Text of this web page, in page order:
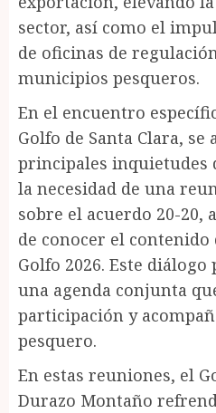
sector, así como el
de oficinas de
municipios pesqueros.
En el encuentro
Golfo de Santa Clara,
principales inquietudes
la necesidad de una
sobre el acuerdo 20-20,
de conocer el
Golfo 2026. Este
una agenda conjunta
participación y
pesquero.
En estas reuniones, el
Durazo Montaño